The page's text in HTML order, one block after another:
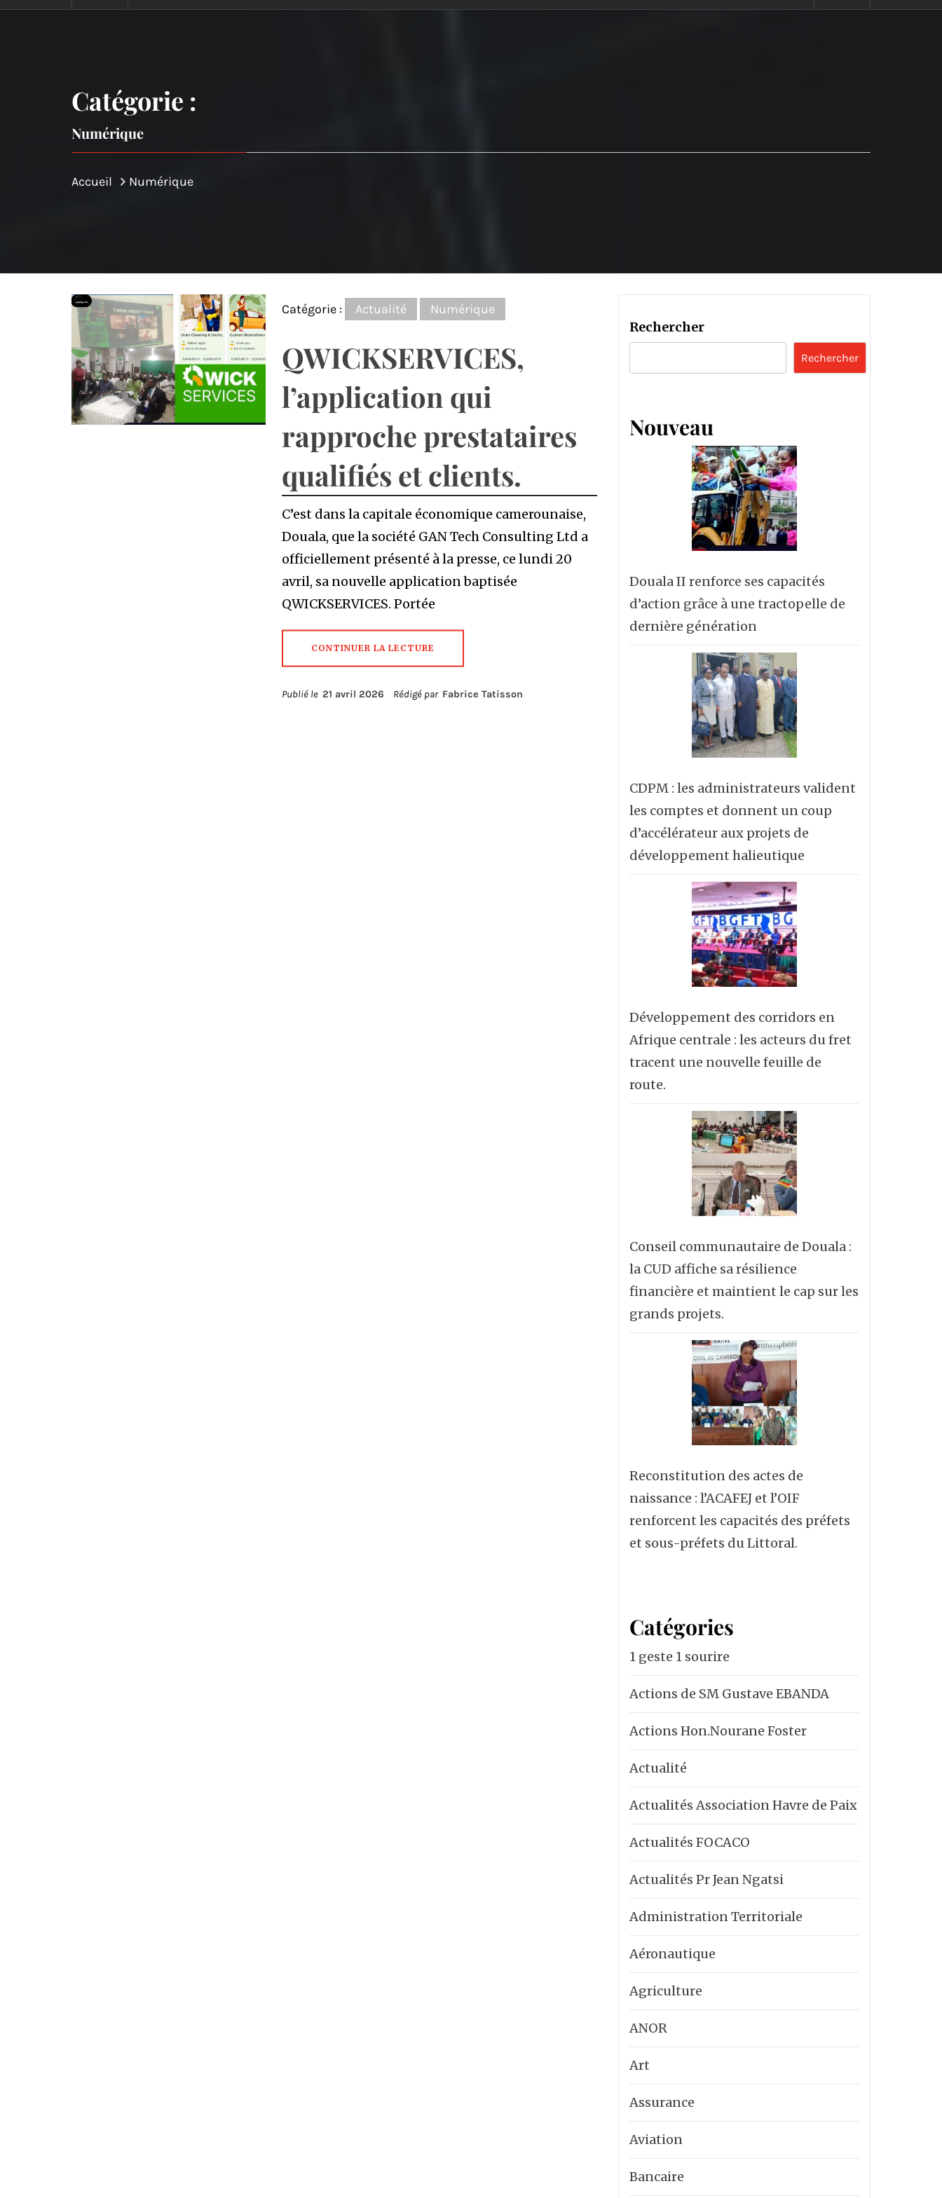
Catégorie :
Numérique
Accueil Numérique
Catégorie : Actualité Numérique
QWICKSERVICES,
l’application qui
rapproche prestataires
qualifiés et clients.
C’est dans la capitale économique camerounaise,
Douala, que la société GAN Tech Consulting Ltd a
officiellement présenté à la presse, ce lundi 20
avril, sa nouvelle application baptisée
QWICKSERVICES. Portée
CONTINUER LA LECTURE
Publié le 21 avril 2026 Rédigé par Fabrice Tatisson
Rechercher
Rechercher
Nouveau
Douala II renforce ses capacités
d’action grâce à une tractopelle de
dernière génération
CDPM : les administrateurs valident
les comptes et donnent un coup
d’accélérateur aux projets de
développement halieutique
Développement des corridors en
Afrique centrale : les acteurs du fret
tracent une nouvelle feuille de
route.
Conseil communautaire de Douala :
la CUD affiche sa résilience
financière et maintient le cap sur les
grands projets.
Reconstitution des actes de
naissance : l’ACAFEJ et l’OIF
renforcent les capacités des préfets
et sous-préfets du Littoral.
Catégories
1 geste 1 sourire
Actions de SM Gustave EBANDA
Actions Hon.Nourane Foster
Actualité
Actualités Association Havre de Paix
Actualités FOCACO
Actualités Pr Jean Ngatsi
Administration Territoriale
Aéronautique
Agriculture
ANOR
Art
Assurance
Aviation
Bancaire